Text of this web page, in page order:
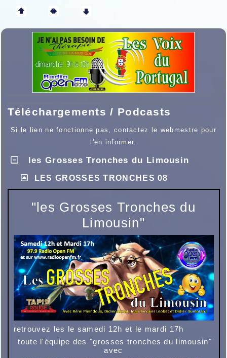
Téléchargements / Podcasts
Si le lien ne fonctionne pas, contactez le webmestre pour
l'en informer.
les Grosses Tronches du Limousin
LES GROSSES TRONCHES 08
"les Grosses Tronches du
Limousin"
retrouvez les le samedi 12h et le mardi 17h
toute l'équipe des "grosses tronches du limousin"
avec